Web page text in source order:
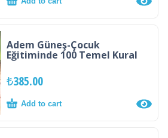
Adem Güneş-Çocuk
Eğitiminde 100 Temel Kural
₺385.00
Add to cart